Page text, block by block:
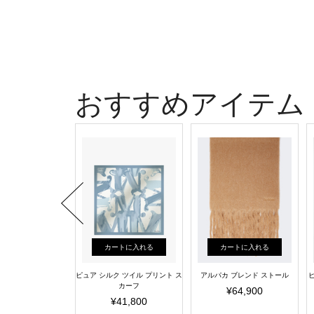
おすすめアイテム
カートに入れる
ピュア シルク ツイル プリント ス
カーフ
¥41,800
カートに入れる
アルパカ ブレンド ストール
¥64,900